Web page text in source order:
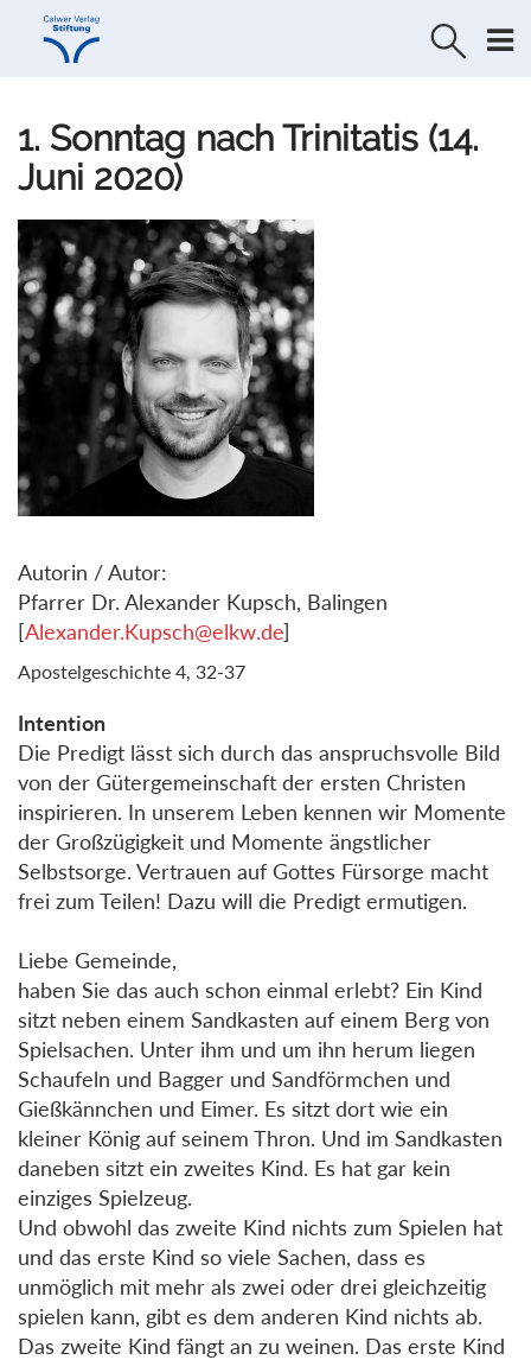
Direkt
Direkt
1. Sonntag nach Trinitatis (14.
Juni 2020)
Autorin / Autor:
Pfarrer Dr. Alexander Kupsch, Balingen
[Alexander.Kupsch@elkw.de]
Apostelgeschichte 4, 32-37
Intention
Die Predigt lässt sich durch das anspruchsvolle Bild
von der Gütergemeinschaft der ersten Christen
inspirieren. In unserem Leben kennen wir Momente
der Großzügigkeit und Momente ängstlicher
Selbstsorge. Vertrauen auf Gottes Fürsorge macht
frei zum Teilen! Dazu will die Predigt ermutigen.
Liebe Gemeinde,
haben Sie das auch schon einmal erlebt? Ein Kind
sitzt neben einem Sandkasten auf einem Berg von
Spielsachen. Unter ihm und um ihn herum liegen
Schaufeln und Bagger und Sandförmchen und
Gießkännchen und Eimer. Es sitzt dort wie ein
kleiner König auf seinem Thron. Und im Sandkasten
daneben sitzt ein zweites Kind. Es hat gar kein
einziges Spielzeug.
Und obwohl das zweite Kind nichts zum Spielen hat
und das erste Kind so viele Sachen, dass es
unmöglich mit mehr als zwei oder drei gleichzeitig
spielen kann, gibt es dem anderen Kind nichts ab.
Das zweite Kind fängt an zu weinen. Das erste Kind